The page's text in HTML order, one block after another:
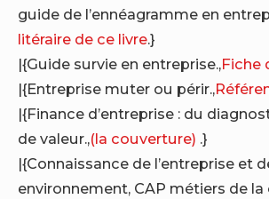
guide de l’ennéagramme en
litéraire de ce livre.}
|{Guide survie en entreprise.,Fiche
|{Entreprise muter ou périr.,
|{Finance d’entreprise : du
de valeur.,(la couverture) .}
|{Connaissance de l’entreprise et
environnement, CAP métiers de la